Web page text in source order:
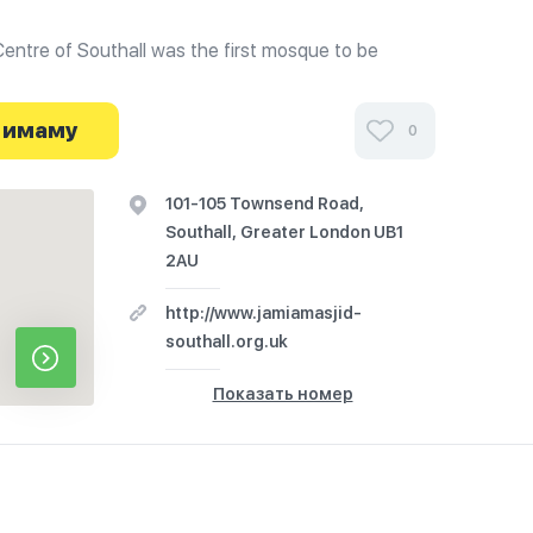
of Southall was the first mosque to be
Milaad-un-Nabi is one of the most important
been celebrating it every year since 1987.
lives of the Sahaba, sufi saints (Chistia, Qadria,
and Awliya Allah and many others, with a
our monthly khiyarviahn shareef.
имаму 0
101-105 Townsend Road,
Southall, Greater London UB1
2AU
http://www.jamiamasjid-
southall.org.uk
Показать номер